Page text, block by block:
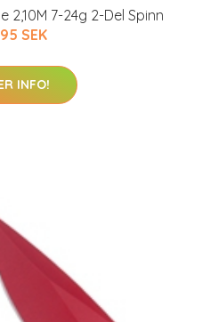
2,10M 7-24g 2-Del Spinn
SEK
INFO!